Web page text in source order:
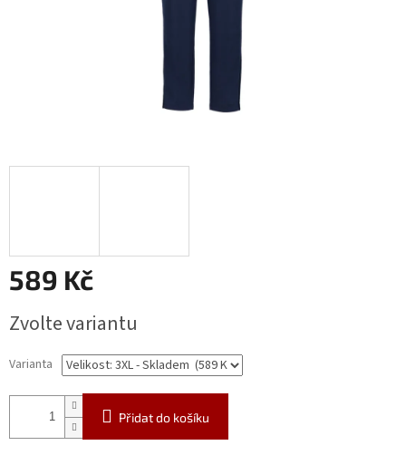
589 Kč
cena:
Zvolte variantu
Varianta
Přidat do košíku